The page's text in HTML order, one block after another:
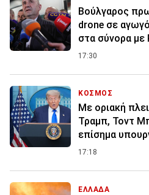
Βούλγαρος
drone σε
στα σύνορα με
17:30
ΚΟΣΜΟΣ
Με οριακή
Τραμπ, Τοντ
επίσημα
17:18
ΕΛΛΑΔΑ